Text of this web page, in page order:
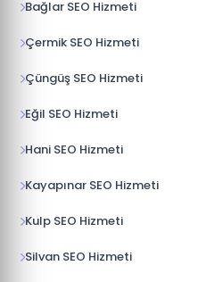
Bağlar SEO Hizmeti
Çermik SEO Hizmeti
Çüngüş SEO Hizmeti
Eğil SEO Hizmeti
Hani SEO Hizmeti
Kayapınar SEO Hizmeti
Kulp SEO Hizmeti
Silvan SEO Hizmeti